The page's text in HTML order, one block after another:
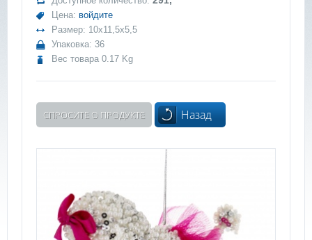
Цена: войдите
Размер: 10x11,5x5,5
Упаковка: 36
Вес товара 0.17 Kg
СПРОСИТЕ О ПРОДУКТЕ Назад